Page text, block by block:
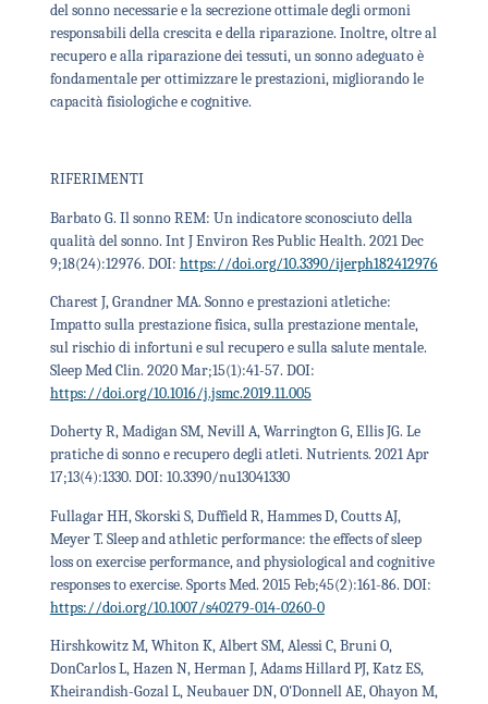
del sonno necessarie e la secrezione ottimale degli ormoni
responsabili della crescita e della riparazione. Inoltre, oltre al
recupero e alla riparazione dei tessuti, un sonno adeguato è
fondamentale per ottimizzare le prestazioni, migliorando le
capacità fisiologiche e cognitive.
RIFERIMENTI
Barbato G. Il sonno REM: Un indicatore sconosciuto della
qualità del sonno. Int J Environ Res Public Health. 2021 Dec
9;18(24):12976. DOI: https://doi.org/10.3390/ijerph182412976
Charest J, Grandner MA. Sonno e prestazioni atletiche:
Impatto sulla prestazione fisica, sulla prestazione mentale,
sul rischio di infortuni e sul recupero e sulla salute mentale.
Sleep Med Clin. 2020 Mar;15(1):41-57. DOI:
https://doi.org/10.1016/j.jsmc.2019.11.005
Doherty R, Madigan SM, Nevill A, Warrington G, Ellis JG. Le
pratiche di sonno e recupero degli atleti. Nutrients. 2021 Apr
17;13(4):1330. DOI: 10.3390/nu13041330
Fullagar HH, Skorski S, Duffield R, Hammes D, Coutts AJ,
Meyer T. Sleep and athletic performance: the effects of sleep
loss on exercise performance, and physiological and cognitive
responses to exercise. Sports Med. 2015 Feb;45(2):161-86. DOI:
https://doi.org/10.1007/s40279-014-0260-0
Hirshkowitz M, Whiton K, Albert SM, Alessi C, Bruni O,
DonCarlos L, Hazen N, Herman J, Adams Hillard PJ, Katz ES,
Kheirandish-Gozal L, Neubauer DN, O'Donnell AE, Ohayon M,